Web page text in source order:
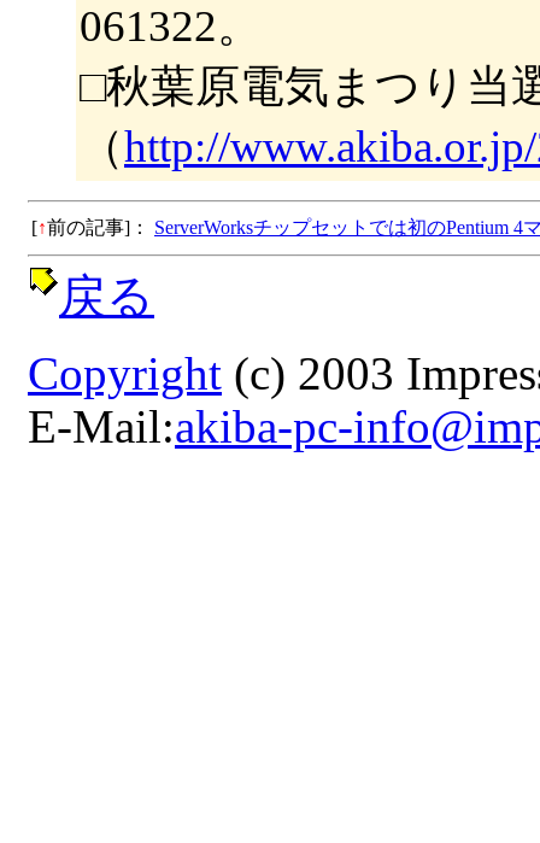
061322。
□秋葉原電気まつり当
（http://
[↑前の記事]： ServerWorksチップセットでは初のPentium 4
戻る
Copyright (c) 2003
E-Mail:akiba-pc-